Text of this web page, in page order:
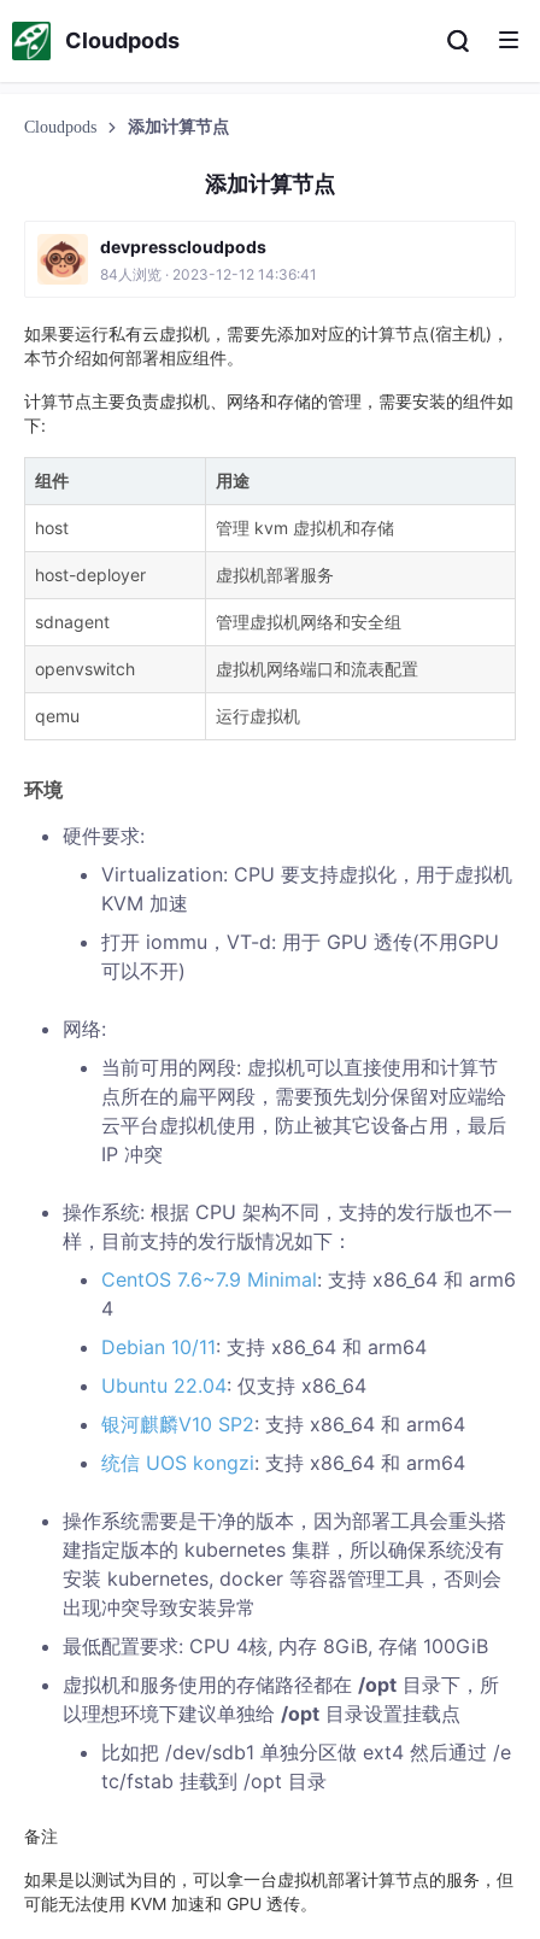
Cloudpods
Cloudpods 添加计算节点
添加计算节点
devpresscloudpods
84人浏览 · 2023-12-12 14:36:41
如果要运行私有云虚拟机，需要先添加对应的计算节点(宿主机)，
本节介绍如何部署相应组件。
计算节点主要负责虚拟机、网络和存储的管理，需要安装的组件如
下:
组件 用途
host 管理 kvm 虚拟机和存储
host-deployer 虚拟机部署服务
sdnagent 管理虚拟机网络和安全组
openvswitch 虚拟机网络端口和流表配置
qemu 运行虚拟机
环境
硬件要求:
Virtualization: CPU 要支持虚拟化，用于虚拟机
KVM 加速
打开 iommu，VT-d: 用于 GPU 透传(不用GPU
可以不开)
网络:
当前可用的网段: 虚拟机可以直接使用和计算节
点所在的扁平网段，需要预先划分保留对应端给
云平台虚拟机使用，防止被其它设备占用，最后
IP 冲突
操作系统: 根据 CPU 架构不同，支持的发行版也不一
样，目前支持的发行版情况如下：
CentOS 7.6~7.9 Minimal: 支持 x86_64 和 arm6
4
Debian 10/11: 支持 x86_64 和 arm64
Ubuntu 22.04: 仅支持 x86_64
银河麒麟V10 SP2: 支持 x86_64 和 arm64
统信 UOS kongzi: 支持 x86_64 和 arm64
操作系统需要是干净的版本，因为部署工具会重头搭
建指定版本的 kubernetes 集群，所以确保系统没有
安装 kubernetes, docker 等容器管理工具，否则会
出现冲突导致安装异常
最低配置要求: CPU 4核, 内存 8GiB, 存储 100GiB
虚拟机和服务使用的存储路径都在 /opt 目录下，所
以理想环境下建议单独给 /opt 目录设置挂载点
比如把 /dev/sdb1 单独分区做 ext4 然后通过 /e
tc/fstab 挂载到 /opt 目录
备注
如果是以测试为目的，可以拿一台虚拟机部署计算节点的服务，但
可能无法使用 KVM 加速和 GPU 透传。